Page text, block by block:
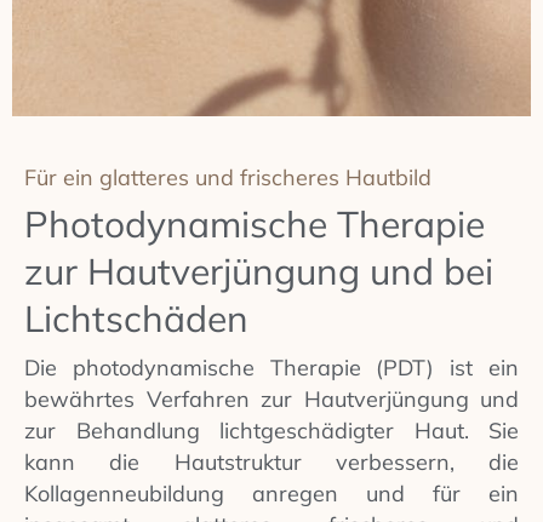
Für ein glatteres und frischeres Hautbild
Photodynamische Therapie
zur Hautverjüngung und bei
Lichtschäden
Die photodynamische Therapie (PDT) ist ein
bewährtes Verfahren zur Hautverjüngung und
zur Behandlung lichtgeschädigter Haut. Sie
kann die Hautstruktur verbessern, die
Kollagenneubildung anregen und für ein